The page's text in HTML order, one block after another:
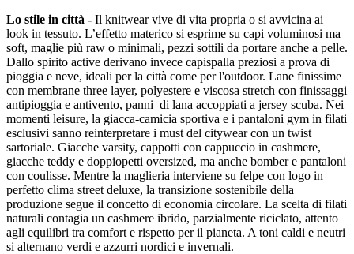
Lo stile in città - Il knitwear vive di vita propria o si avvicina ai
look in tessuto. L’effetto materico si esprime su capi voluminosi ma
soft, maglie più raw o minimali, pezzi sottili da portare anche a pelle.
Dallo spirito active derivano invece capispalla preziosi a prova di
pioggia e neve, ideali per la città come per l'outdoor. Lane finissime
con membrane three layer, polyestere e viscosa stretch con finissaggi
antipioggia e antivento, panni di lana accoppiati a jersey scuba. Nei
momenti leisure, la giacca-camicia sportiva e i pantaloni gym in filati
esclusivi sanno reinterpretare i must del citywear con un twist
sartoriale. Giacche varsity, cappotti con cappuccio in cashmere,
giacche teddy e doppiopetti oversized, ma anche bomber e pantaloni
con coulisse. Mentre la maglieria interviene su felpe con logo in
perfetto clima street deluxe, la transizione sostenibile della
produzione segue il concetto di economia circolare. La scelta di filati
naturali contagia un cashmere ibrido, parzialmente riciclato, attento
agli equilibri tra comfort e rispetto per il pianeta. A toni caldi e neutri
si alternano verdi e azzurri nordici e invernali.